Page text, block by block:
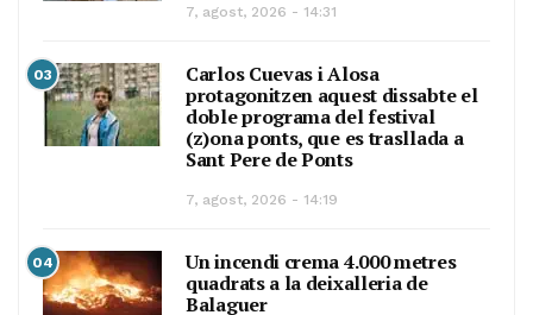
7, agost, 2026 - 14:31
03
Carlos Cuevas i Alosa
protagonitzen aquest dissabte el
doble programa del festival
(z)ona ponts, que es trasllada a
Sant Pere de Ponts
7, agost, 2026 - 14:19
04
Un incendi crema 4.000 metres
quadrats a la deixalleria de
Balaguer